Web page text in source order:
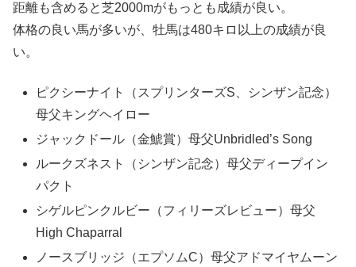
距離も含めると芝2000mがもっとも成績が良い。
体格の良い馬が多いが、牡馬は480キロ以上の成績が良
い。
ピクシーナイト（スプリンターズS、シンザン記念）
母父キングヘイロー
ジャックドール（金鯱賞）母父Unbridled’s Song
ルークズネスト（シンザン記念）母父ディープイン
パクト
シゲルピンクルビー（フィリーズレビュー）母父
High Chaparral
ノースブリッジ（エプソムC）母父アドマイヤムーン